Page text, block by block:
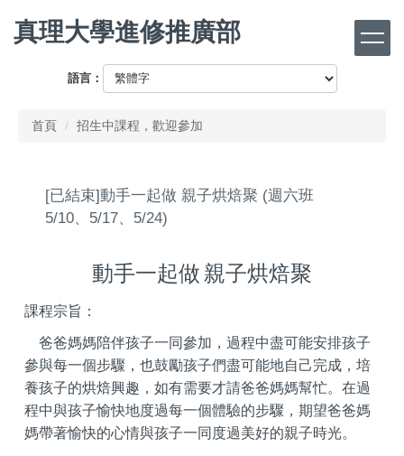
真理大學進修推廣部
語言：
首頁 招生中課程，歡迎參加
[已結束]動手一起做 親子烘焙聚 (週六班
5/10、5/17、5/24)
動手一起做 親子烘焙聚
課程宗旨：
爸爸媽媽陪伴孩子一同參加，過程中盡可能安排孩子
參與每一個步驟，也鼓勵孩子們盡可能地自己完成，培
養孩子的烘焙興趣 ，如有需要才請爸爸媽媽幫忙。在過
程中與孩子愉快地度過每一個體驗的步驟，期望爸爸媽
媽帶著愉快的心情與孩子一同度過美好的親子時光。